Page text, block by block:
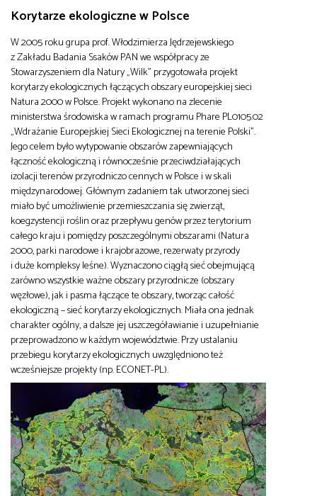
Korytarze ekologiczne w Polsce
W 2005 roku grupa prof. Włodzimierza Jędrzejewskiego
z Zakładu Badania Ssaków PAN we współpracy ze
Stowarzyszeniem dla Natury „Wilk” przygotowała projekt
korytarzy ekologicznych łączących obszary europejskiej sieci
Natura 2000 w Polsce. Projekt wykonano na zlecenie
ministerstwa środowiska w ramach programu Phare PL0105.02
„Wdrażanie Europejskiej Sieci Ekologicznej na terenie Polski”.
Jego celem było wytypowanie obszarów zapewniających
łączność ekologiczną i równocześnie przeciwdziałających
izolacji terenów przyrodniczo cennych w Polsce i w skali
międzynarodowej. Głównym zadaniem tak utworzonej sieci
miało być umożliwienie przemieszczania się zwierząt,
koegzystencji roślin oraz przepływu genów przez terytorium
całego kraju i pomiędzy poszczególnymi obszarami (Natura
2000, parki narodowe i krajobrazowe, rezerwaty przyrody
i duże kompleksy leśne). Wyznaczono ciągłą sieć obejmującą
zarówno wszystkie ważne obszary przyrodnicze (obszary
węzłowe), jak i pasma łączące te obszary, tworząc całość
ekologiczną – sieć korytarzy ekologicznych. Miała ona jednak
charakter ogólny, a dalsze jej uszczegóławianie i uzupełnianie
przeprowadzono w każdym województwie. Przy ustalaniu
przebiegu korytarzy ekologicznych uwzględniono też
wcześniejsze projekty (np. ECONET-PL).